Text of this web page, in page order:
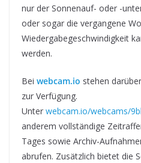
nur der Sonnenauf- oder -
oder sogar die vergangene
Wiedergabegeschwindigkeit
werden.
Bei webcam.io stehen
zur Verfügung.
Unter webcam.io/webcams/
anderem vollständige
Tages sowie Archiv-
abrufen. Zusätzlich bietet die